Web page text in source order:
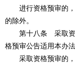
进行资格预审的，
的除外。
第十八条 采取资格
格预审公告适用本办
采取资格预审的，